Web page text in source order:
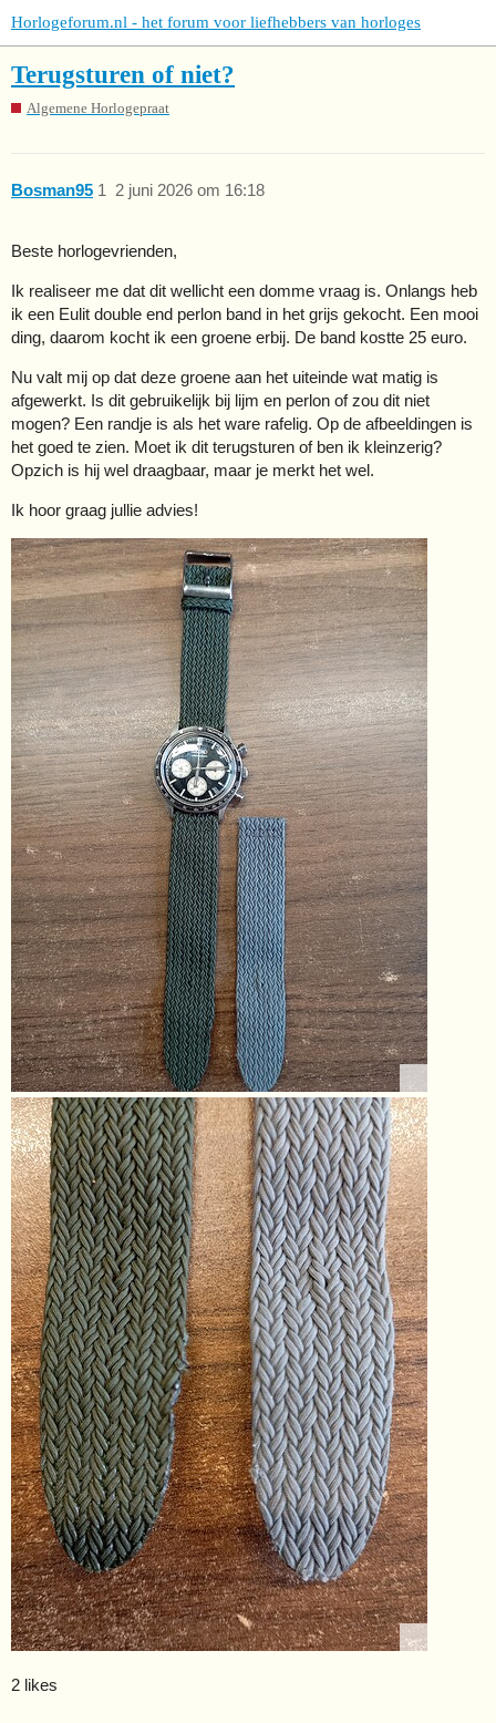
Horlogeforum.nl - het forum voor liefhebbers van horloges
Terugsturen of niet?
Algemene Horlogepraat
Bosman95 2 juni 2026 om 16:18
1
Beste horlogevrienden,
Ik realiseer me dat dit wellicht een domme vraag is. Onlangs heb
ik een Eulit double end perlon band in het grijs gekocht. Een mooi
ding, daarom kocht ik een groene erbij. De band kostte 25 euro.
Nu valt mij op dat deze groene aan het uiteinde wat matig is
afgewerkt. Is dit gebruikelijk bij lijm en perlon of zou dit niet
mogen? Een randje is als het ware rafelig. Op de afbeeldingen is
het goed te zien. Moet ik dit terugsturen of ben ik kleinzerig?
Opzich is hij wel draagbaar, maar je merkt het wel.
Ik hoor graag jullie advies!
2 likes